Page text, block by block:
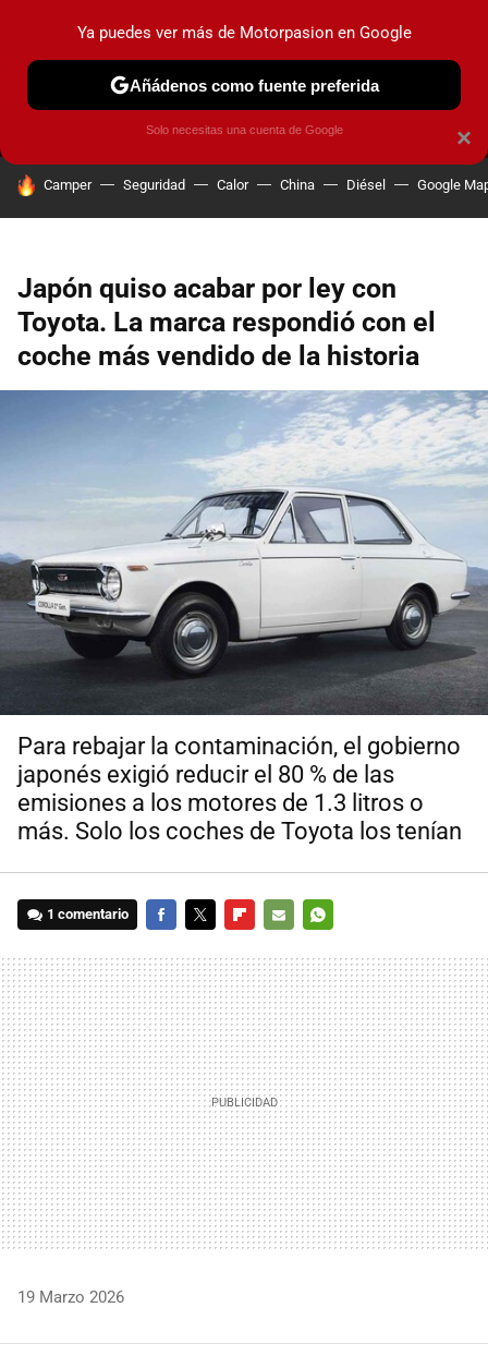
MENÚ NUEVO
COCHES ELÉCTRICOS OBSERVATORIO
HOY SE HABLA DE
Camper Seguridad Calor China Diésel Google
Japón quiso acabar por ley con
Toyota. La marca respondió con el
coche más vendido de la historia
Para rebajar la contaminación, el gobierno
japonés exigió reducir el 80 % de las
emisiones a los motores de 1.3 litros o
más. Solo los coches de Toyota los tenían
1 comentario
MAIL
19 Marzo 2026
×
Ya puedes ver más de Motorpasion en Google
Añádenos como fuente preferida
Solo necesitas una cuenta de Google